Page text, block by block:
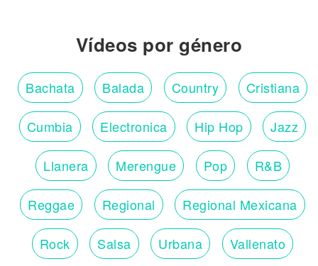
Vídeos por género
Bachata Balada Country Cristiana
Cumbia Electronica Hip Hop Jazz
Llanera Merengue Pop R&B
Reggae Regional Regional Mexicana
Rock Salsa Urbana Vallenato